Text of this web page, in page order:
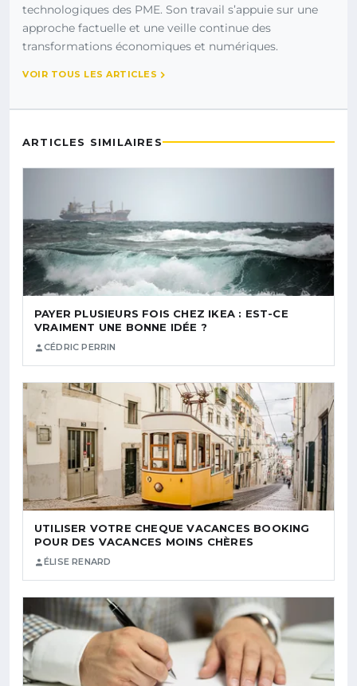
technologiques des PME. Son travail s’appuie sur une
approche factuelle et une veille continue des
transformations économiques et numériques.
VOIR TOUS LES ARTICLES
ARTICLES SIMILAIRES
PAYER PLUSIEURS FOIS CHEZ IKEA : EST-CE
VRAIMENT UNE BONNE IDÉE ?
CÉDRIC PERRIN
UTILISER VOTRE CHEQUE VACANCES BOOKING
POUR DES VACANCES MOINS CHÈRES
ÉLISE RENARD